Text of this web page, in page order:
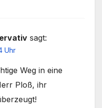
sagt:
Uhr
Weg in eine
Ploß, ihr